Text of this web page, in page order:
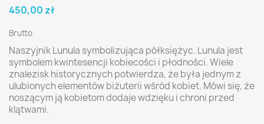
450,00 zł
Brutto
Naszyjnik Lunula symbolizująca półksiężyc. Lunula jest
symbolem kwintesencji kobiecości i płodności. Wiele
znalezisk historycznych potwierdza, że była jednym z
ulubionych elementów biżuterii wśród kobiet. Mówi się, że
noszącym ją kobietom dodaje wdzięku i chroni przed
klątwami.